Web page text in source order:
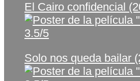
El Cairo confidencial
3.5/5
Solo nos queda bailar